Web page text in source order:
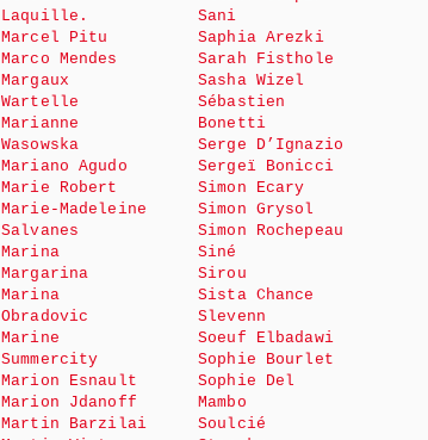
Laquille.
Marcel Pitu
Marco Mendes
Margaux
Wartelle
Marianne
Wasowska
Mariano Agudo
Marie Robert
Marie-Madeleine
Salvanes
Marina
Margarina
Marina
Obradovic
Marine
Summercity
Marion Esnault
Marion Jdanoff
Martin Barzilai
Sani
Saphia Arezki
Sarah Fisthole
Sasha Wizel
Sébastien
Bonetti
Serge D’Ignazio
Sergeï Bonicci
Simon Ecary
Simon Grysol
Simon Rochepeau
Siné
Sirou
Sista Chance
Slevenn
Soeuf Elbadawi
Sophie Bourlet
Sophie Del
Mambo
Soulcié